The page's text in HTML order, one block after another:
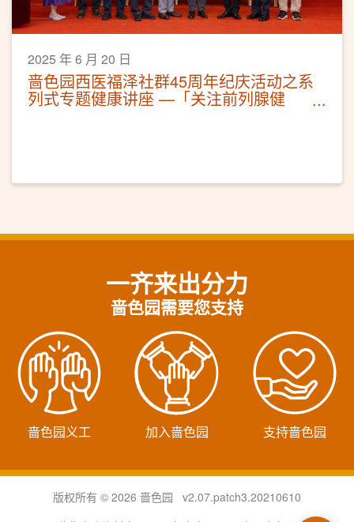
2025 年 6 月 20 日
啬色园西医福泽社群45周年纪庆活动之系
列式专题健康讲座 —「关注前列腺健
一齐来出分力
啬色园需要您支持
啬色园义工 加入啬色园 支持啬色园
版权所有 © 2026 啬色园 v2.07.patch3.20210610